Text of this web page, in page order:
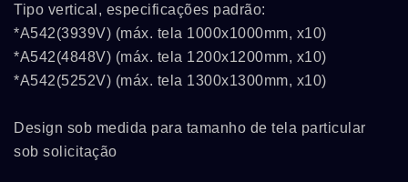
Tipo vertical, especificações padrão:
*A542(3939V) (máx. tela 1000x1000mm, x10)
*A542(4848V) (máx. tela 1200x1200mm, x10)
*A542(5252V) (máx. tela 1300x1300mm, x10)
Design sob medida para tamanho de tela particular
sob solicitação